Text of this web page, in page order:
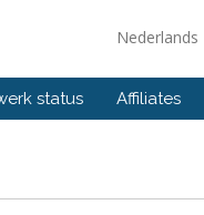
Nederlands
status Affiliates